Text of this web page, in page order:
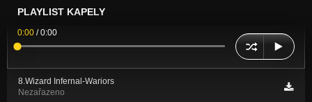
PLAYLIST KAPELY
0:00 /0:00
8.Wizard Infernal-Wariors
Nezařazeno